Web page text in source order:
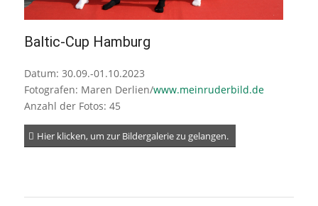
Baltic-Cup Hamburg
Datum: 30.09.-01.10.2023
Fotografen: Maren Derlien/www.meinruderbild.de
Anzahl der Fotos: 45
Hier klicken, um zur Bildergalerie zu gelangen.